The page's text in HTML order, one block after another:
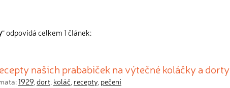
“ odpovídá celkem 1 článek:
našich prababiček na výtečné koláčky a dorty
1929,dort, koláč, recepty, pečení